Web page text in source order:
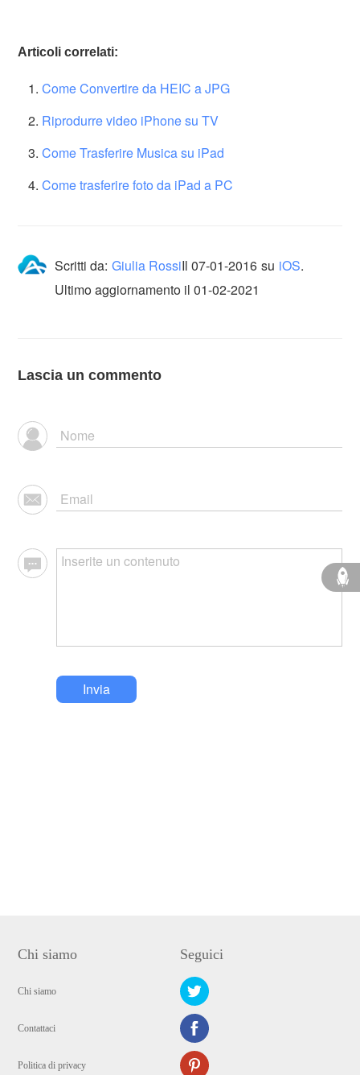
Articoli correlati:
Come Convertire da HEIC a JPG
Riprodurre video iPhone su TV
Come Trasferire Musica su iPad
Come trasferire foto da iPad a PC
Scritti da: Giulia RossiIl07-01-2016 su iOS.
Ultimo aggiornamento il 01-02-2021
Lascia un commento
Invia
Chi siamo
Chi siamo
Contattaci
Politica di privacy
Seguici